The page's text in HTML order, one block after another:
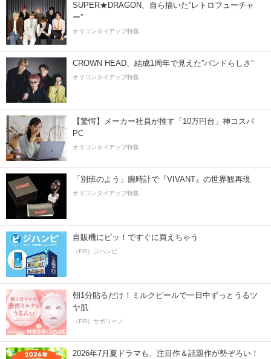
SUPER★DRAGON、自ら描いた”レトロフューチャ
ー”
オリコンタイアップ特集
CROWN HEAD、結成1周年で見えた”バンドらしさ”
オリコンタイアップ特集
【驚愕】メーカー社員が推す「10万円台」神コスパ
PC
オリコンタイアップ特集
「別班のよう」腕時計で『VIVANT』の世界観再現
オリコンタイアップ特集
自販機にピッ！ですぐに買えちゃう
（PR）ジハンピ
朝1分貼るだけ！ミルクピールで一日中ずっとうるツ
ヤ肌
（PR）サボリーノ
2026年7月夏ドラマも、注目作＆話題作が勢ぞろい！